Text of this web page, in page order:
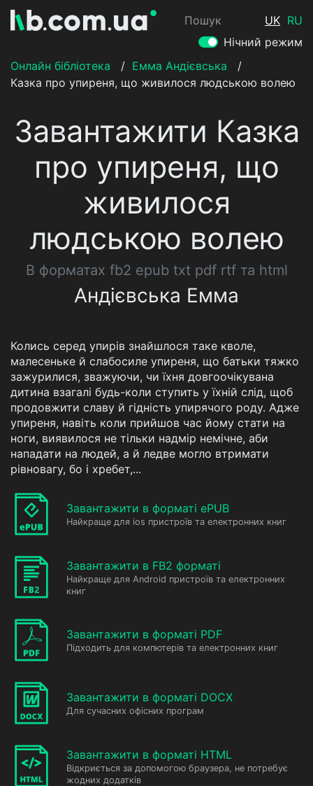
Пошук UK RU
Нічний режим
Онлайн бібліотека
/ Емма Андієвська
/
Казка про упиреня, що живилося людською волею
Завантажити Казка
про упиреня, що
живилося
людською волею
В форматах fb2 epub txt pdf rtf та html
Андієвська Емма
Колись серед упирів знайшлося таке кволе,
малесеньке й слабосиле упиреня, що батьки тяжко
зажурилися, зважуючи, чи їхня довгоочікувана
дитина взагалі будь-коли ступить у їхній слід, щоб
продовжити славу й гідність упирячого роду. Адже
упиреня, навіть коли прийшов час йому стати на
ноги, виявилося не тільки надмір немічне, аби
нападати на людей, а й ледве могло втримати
рівновагу, бо і хребет,...
Завантажити в форматі ePUB
Найкраще для ios пристроїв та електронних книг
Завантажити в FB2 форматі
Найкраще для Android пристроїв та електронних
книг
Завантажити в форматі PDF
Підходить для компютерів та електронних книг
Завантажити в форматі DOCX
Для сучасних офісних програм
Завантажити в форматі HTML
Відкриється за допомогою браузера, не потребує
жодних додатків